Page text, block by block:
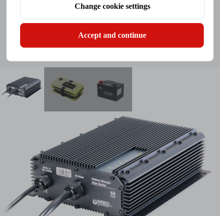
IP65
クリックして表示
Change cookie settings
Accept and continue